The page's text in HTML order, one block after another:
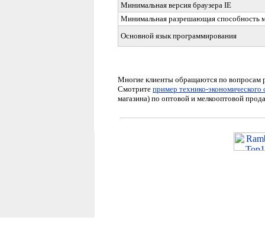
Минимальная версия браузера IE
Минимальная разрешающая способность
Основной язык программирования
Многие клиенты обращаются по вопросам
Смотрите пример технико-экономического
магазина) по оптовой и мелкооптовой